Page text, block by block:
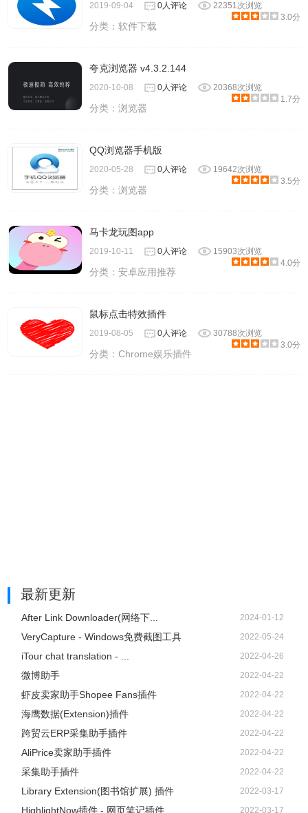
2019-09-04 0人评论
22351次浏览
3.0分
分类：软件下载
夸克浏览器 v4.3.2.144
2020-10-08 0人评论
20368次浏览
1.7分
分类：浏览器
QQ浏览器手机版
2020-05-28 0人评论
19642次浏览
3.5分
分类：浏览器
马卡龙玩图app
2019-10-11 0人评论
15903次浏览
4.0分
分类：安卓应用推荐
鼠标点击特效插件
2019-08-05 0人评论
30788次浏览
3.0分
分类：Chrome娱乐插件
最新更新
After Link Downloader(网络下... 2024-01-12
VeryCapture - Windows免费截图工具 2022-05-24
iTour chat translation - ... 2022-04-26
微博助手 2022-04-22
虾皮卖家助手Shopee Fans插件 2022-04-22
海鹰数据(Extension)插件 2022-04-22
跨贸云ERP采集助手插件 2022-04-22
AliPrice卖家助手插件 2022-04-22
采集助手插件 2022-04-22
Library Extension(图书馆扩展) 插件 2022-03-17
HighlightNow插件 - 网页笔记插件 2022-03-17